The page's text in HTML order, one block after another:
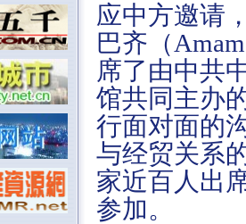
应中方邀请
巴齐（
席了由中共
馆共同主办
行面对面的
与经贸关系
家近百人出
参加。